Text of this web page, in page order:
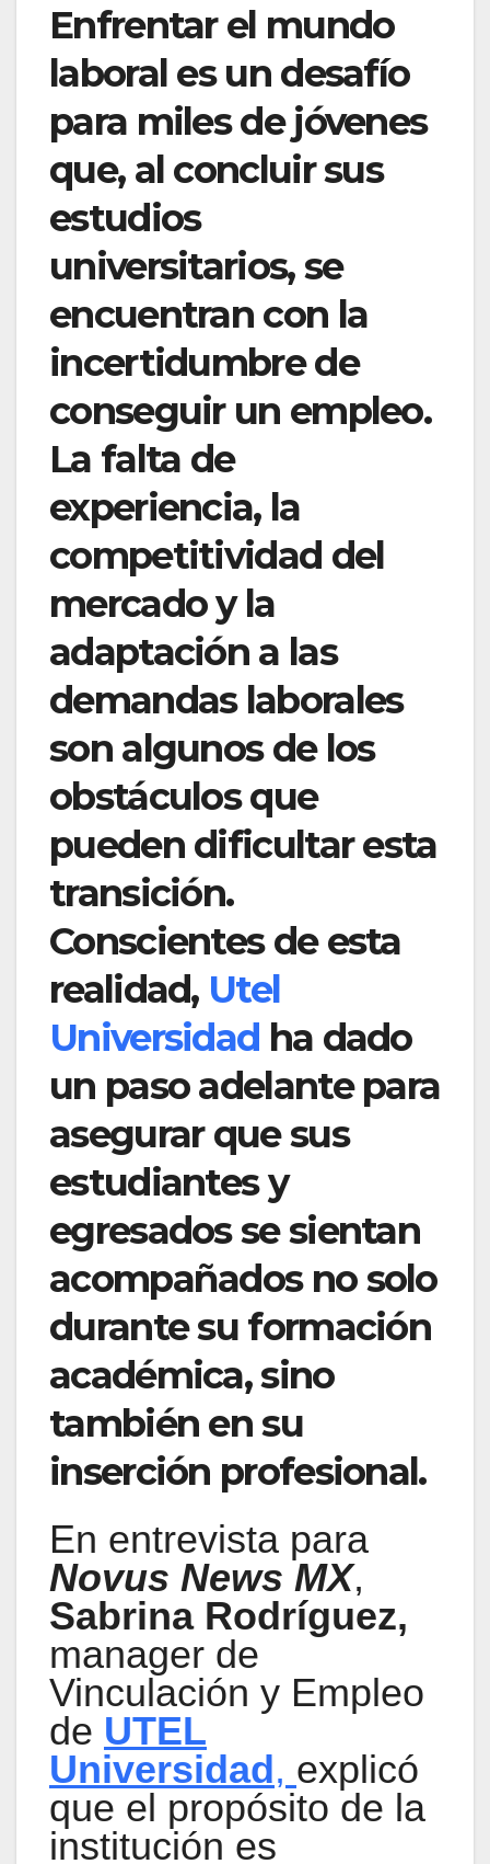
Enfrentar el mundo
laboral es un desafío
para miles de jóvenes
que, al concluir sus
estudios
universitarios, se
encuentran con la
incertidumbre de
conseguir un empleo.
La falta de
experiencia, la
competitividad del
mercado y la
adaptación a las
demandas laborales
son algunos de los
obstáculos que
pueden dificultar esta
transición.
Conscientes de esta
realidad, Utel
Universidad ha dado
un paso adelante para
asegurar que sus
estudiantes y
egresados se sientan
acompañados no solo
durante su formación
académica, sino
también en su
inserción profesional.
En entrevista para
Novus News MX,
Sabrina Rodríguez,
manager de
Vinculación y Empleo
de UTEL
Universidad, explicó
que el propósito de la
institución es